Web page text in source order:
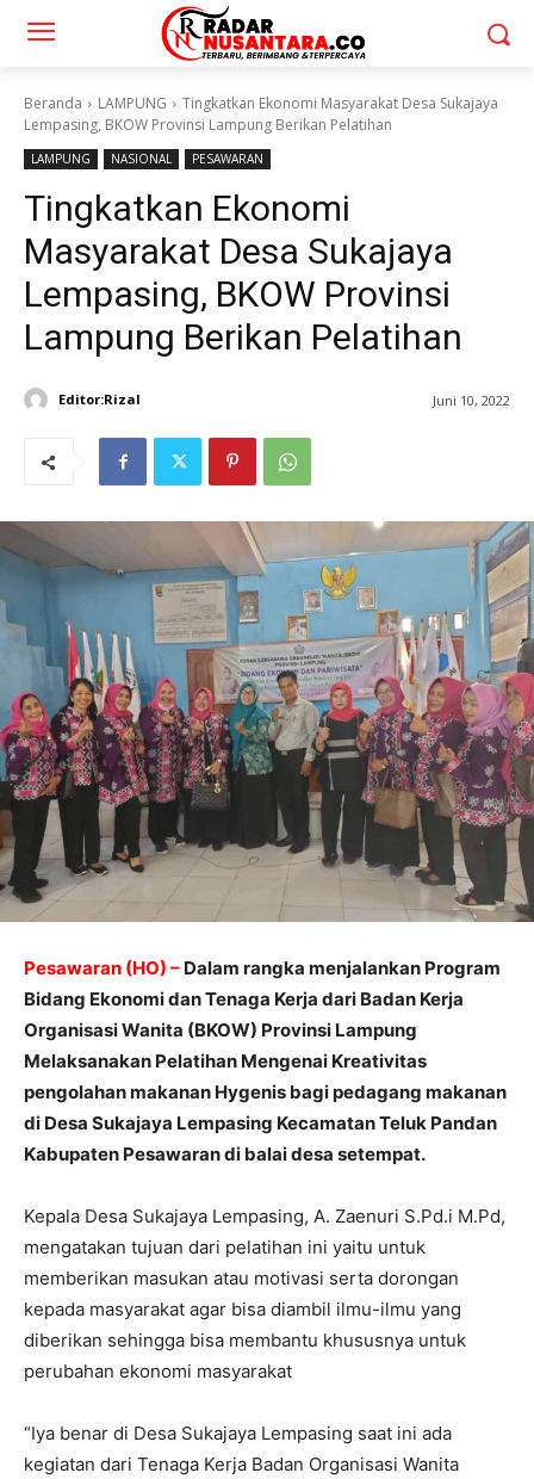
Beranda LAMPUNG
Tingkatkan Ekonomi Masyarakat Desa Sukajaya
Lempasing, BKOW Provinsi Lampung Berikan Pelatihan
LAMPUNG NASIONAL PESAWARAN
Tingkatkan Ekonomi
Masyarakat Desa Sukajaya
Lempasing, BKOW Provinsi
Lampung Berikan Pelatihan
Editor:Rizal Juni 10, 2022
Pesawaran (HO) – Dalam rangka menjalankan Program
Bidang Ekonomi dan Tenaga Kerja dari Badan Kerja
Organisasi Wanita (BKOW) Provinsi Lampung
Melaksanakan Pelatihan Mengenai Kreativitas
pengolahan makanan Hygenis bagi pedagang makanan
di Desa Sukajaya Lempasing Kecamatan Teluk Pandan
Kabupaten Pesawaran di balai desa setempat.
Kepala Desa Sukajaya Lempasing, A. Zaenuri S.Pd.i M.Pd,
mengatakan tujuan dari pelatihan ini yaitu untuk
memberikan masukan atau motivasi serta dorongan
kepada masyarakat agar bisa diambil ilmu-ilmu yang
diberikan sehingga bisa membantu khususnya untuk
perubahan ekonomi masyarakat
“Iya benar di Desa Sukajaya Lempasing saat ini ada
kegiatan dari Tenaga Kerja Badan Organisasi Wanita